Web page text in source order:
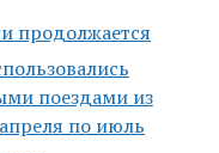
продолжается
поездами из
по июль